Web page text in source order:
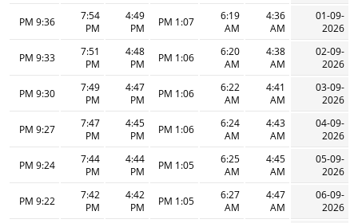
01-09-
2026
4:36
AM
6:19
AM
1:07 PM
4:49
PM
7:54
PM
9:36 PM
02-09-
2026
4:38
AM
6:20
AM
1:06 PM
4:48
PM
7:51
PM
9:33 PM
03-09-
2026
4:41
AM
6:22
AM
1:06 PM
4:47
PM
7:49
PM
9:30 PM
04-09-
2026
4:43
AM
6:24
AM
1:06 PM
4:45
PM
7:47
PM
9:27 PM
05-09-
2026
4:45
AM
6:25
AM
1:05 PM
4:44
PM
7:44
PM
9:24 PM
06-09-
2026
4:47
AM
6:27
AM
1:05 PM
4:42
PM
7:42
PM
9:22 PM